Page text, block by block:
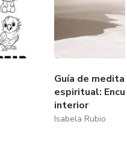
Guía de
espiritual:
interior
Isabela Rubio